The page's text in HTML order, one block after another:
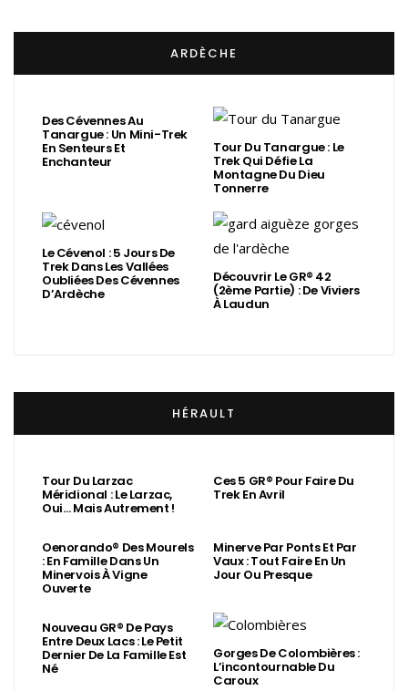
ARDÈCHE
Des Cévennes Au
Tanargue : Un Mini-Trek
En Senteurs Et
Enchanteur
Tour Du Tanargue : Le
Trek Qui Défie La
Montagne Du Dieu
Tonnerre
Le Cévenol : 5 Jours De
Trek Dans Les Vallées
Oubliées Des Cévennes
D’Ardèche
Découvrir Le GR® 42
(2ème Partie) : De Viviers
À Laudun
HÉRAULT
Tour Du Larzac
Méridional : Le Larzac,
Oui… Mais Autrement !
Ces 5 GR® Pour Faire Du
Trek En Avril
Oenorando® Des Mourels
: En Famille Dans Un
Minervois À Vigne
Ouverte
Minerve Par Ponts Et Par
Vaux : Tout Faire En Un
Jour Ou Presque
Nouveau GR® De Pays
Entre Deux Lacs : Le Petit
Dernier De La Famille Est
Né
Gorges De Colombières :
L’incontournable Du
Caroux